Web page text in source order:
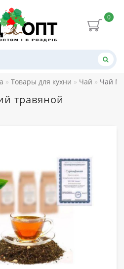
0
Товары для кухни Чай Чай
травяной